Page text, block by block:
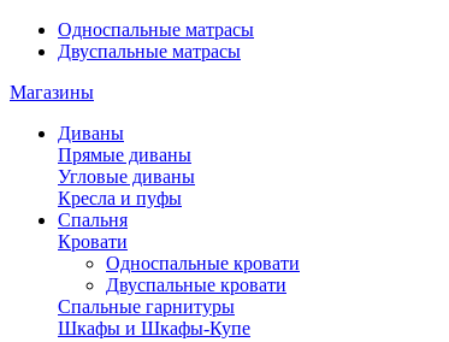
Односпальные матрасы
Двуспальные матрасы
Магазины
Диваны
Прямые диваны
Угловые диваны
Кресла и пуфы
Спальня
Кровати
Односпальные кровати
Двуспальные кровати
Спальные гарнитуры
Шкафы и Шкафы-Купе